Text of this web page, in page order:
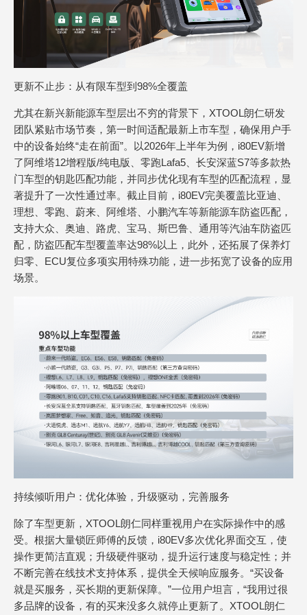
更新不止步：从有限车型到98%全覆盖
尤其在新兴新能源车型层出不穷的背景下，XTOOL朗仁研发
团队紧贴市场节奏，第一时间适配最新上市车型，确保用户手
中的设备始终“走在前面”。以2026年上半年为例，i80EV新增
了阿维塔12增程版/纯电版、零跑Lafa5、长安深蓝S7等多款热
门车型的钥匙匹配功能，并同步优化现有车型的匹配流程，显
著提升了一次性通过率。截止目前，i80EV完美覆盖比亚迪、
理想、零跑、蔚来、阿维塔、小鹏汽车等新能源车防盗匹配，
支持大众、奥迪、路虎、宝马、斯巴鲁、通用等汽油车防盗匹
配，防盗匹配车型覆盖率达98%以上，此外，还拓展了保养灯
归零、ECU复位多项实用特殊功能，进一步拓宽了设备的应用
场景。
持续倾听用户：优化体验，升级驱动，完善服务
除了车型更新，XTOOL朗仁同样重视用户在实际操作中的感
受。根据大量锁匠师傅的反馈，i80EV多次优化界面交互，使
操作更简洁直观；升级硬件驱动，提升运行速度与稳定性；并
不断完善在线技术支持体系，提供全天候响应服务。“买设备
就是买服务，买长期的更新保障。”一位用户坦言，“我用过很
多品牌的设备，有的买来没多久就停止更新了。XTOOL朗仁